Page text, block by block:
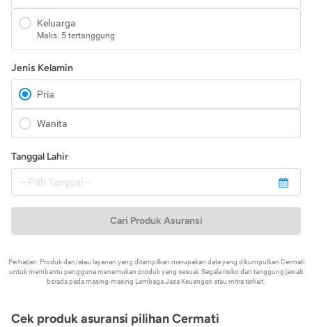
Keluarga
Maks. 5 tertanggung
Jenis Kelamin
Pria
Wanita
Tanggal Lahir
Cari Produk Asuransi
Perhatian: Produk dan/atau layanan yang ditampilkan merupakan data yang dikumpulkan Cermati
untuk membantu pengguna menemukan produk yang sesuai. Segala risiko dan tanggung jawab
berada pada masing-masing Lembaga Jasa Keuangan atau mitra terkait.
Cek produk asuransi pilihan Cermati